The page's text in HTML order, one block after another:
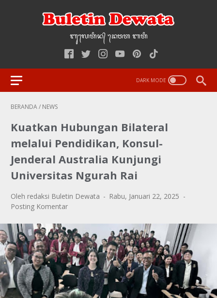
ᬩᬸ᭢ᬮᬢᬶᬦ᭄‌ ᭢ᬤᬯᬢ‌‌‌ ᬩᬢᬶ
BERANDA/ NEWS
Kuatkan Hubungan Bilateral
melalui Pendidikan, Konsul-
Jenderal Australia Kunjungi
Universitas Ngurah Rai
Oleh redaksi Buletin Dewata
Rabu, Januari 22, 2025
Posting Komentar